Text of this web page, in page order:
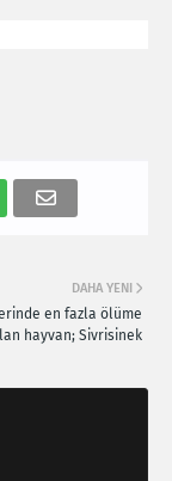
DAHA YENI
en fazla ölüme
hayvan; Sivrisinek